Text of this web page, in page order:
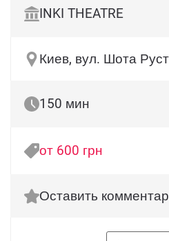
INKI THEATRE
Киев, вул. Шота
150 мин
от 600 грн
Оставить